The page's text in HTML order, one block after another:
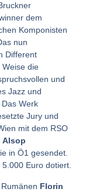
dem
Komponisten
nun
Different
Weise die
und
Jazz und
Werk
Jury und
mit dem RSO
Alsop
in Ö1 gesendet.
Euro dotiert.
Florin